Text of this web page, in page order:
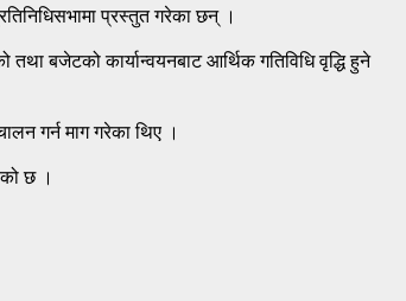
प्रस्तुत गरेका छन् ।
बजेटको कार्यान्वयनबाट आर्थिक गतिविधि वृद्धि हुने
गर्न माग गरेका थिए ।
छ ।